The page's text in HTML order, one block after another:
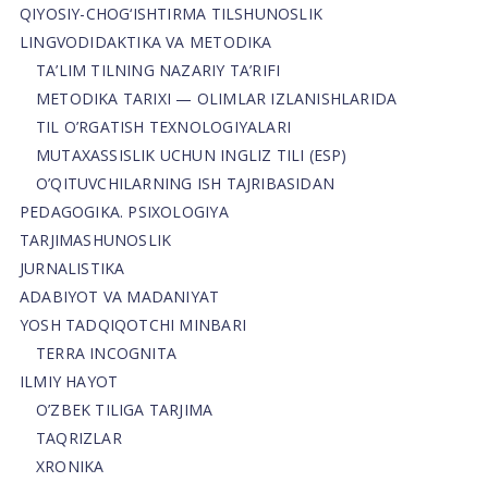
QIYOSIY-CHOG‘ISHTIRMA TILSHUNOSLIK
LINGVODIDAKTIKA VA METODIKA
TA’LIM TILNING NAZARIY TA’RIFI
METODIKA TARIXI — OLIMLAR IZLANISHLARIDA
TIL O’RGATISH TEXNOLOGIYALARI
MUTAXASSISLIK UCHUN INGLIZ TILI (ESP)
O’QITUVCHILARNING ISH TAJRIBASIDAN
PEDAGOGIKA. PSIXOLOGIYA
TARJIMASHUNOSLIK
JURNALISTIKA
ADABIYOT VA MADANIYAT
YOSH TADQIQOTCHI MINBARI
TERRA INCOGNITA
ILMIY HAYOT
O’ZBEK TILIGA TARJIMA
TAQRIZLAR
XRONIKA